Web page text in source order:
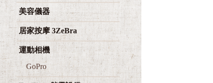
美容儀器
居家按摩 3ZeBra
運動相機
GoPro